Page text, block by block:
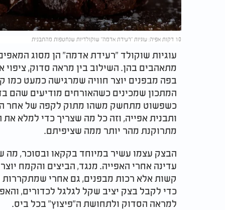
10 דקות אפיה: עוגיות "רעידת אדמה" שוקולדיות שנחטפות מהתבנית
עוגיות שוקולד "רעידת אדמה" הן מסוג
מתאהבים בהן. השילוב בין מראה סדוק,
בפה מבפנים יוצר חוויה שמרגישה כמעט כמו
המתכון שמכינים כשהאורחים מודיעים שהם
כשפשוט מתחשק משהו מתוק לקפה של אחר
ותבנית אפייה, וזה כל מה שצריך כדי למלא
מתרוקנת מהר יותר ממה שציפיתם.​
הבצק עצמו עשיר במיוחד בקקאו ובסוכר,
עדינה אחרי האפייה. מנגד, הביצים והקמח
קשות אלא רכות מבפנים, גם אחרי
כדי לקבל בצק יציב שקל לגלגל לכדורים,
למראה הסדוק ולתחושת ה"פיצוץ" בכל ביס.​